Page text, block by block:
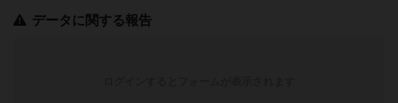
データに関する報告